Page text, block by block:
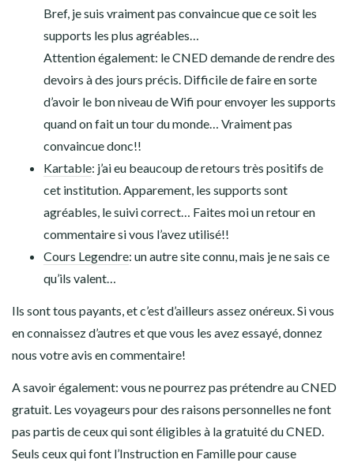
Bref, je suis vraiment pas convaincue que ce soit les
supports les plus agréables…
Attention également: le CNED demande de rendre des
devoirs à des jours précis. Difficile de faire en sorte
d’avoir le bon niveau de Wifi pour envoyer les supports
quand on fait un tour du monde… Vraiment pas
convaincue donc!!
Kartable: j’ai eu beaucoup de retours très positifs de
cet institution. Apparement, les supports sont
agréables, le suivi correct… Faites moi un retour en
commentaire si vous l’avez utilisé!!
Cours Legendre: un autre site connu, mais je ne sais ce
qu’ils valent…
Ils sont tous payants, et c’est d’ailleurs assez onéreux. Si vous
en connaissez d’autres et que vous les avez essayé, donnez
nous votre avis en commentaire!
A savoir également: vous ne pourrez pas prétendre au CNED
gratuit. Les voyageurs pour des raisons personnelles ne font
pas partis de ceux qui sont éligibles à la gratuité du CNED.
Seuls ceux qui font l’Instruction en Famille pour cause